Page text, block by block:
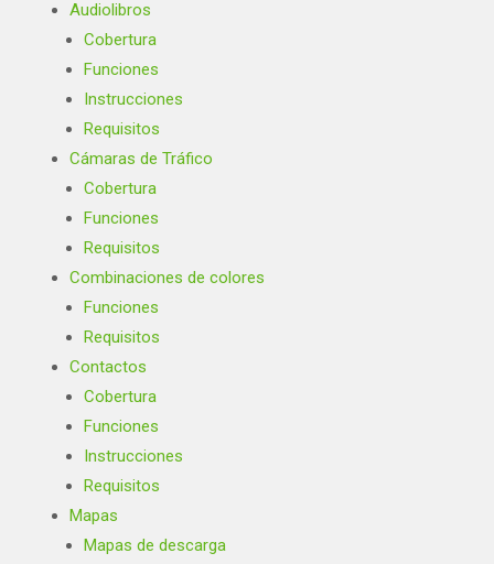
Audiolibros
Cobertura
Funciones
Instrucciones
Requisitos
Cámaras de Tráfico
Cobertura
Funciones
Requisitos
Combinaciones de colores
Funciones
Requisitos
Contactos
Cobertura
Funciones
Instrucciones
Requisitos
Mapas
Mapas de descarga